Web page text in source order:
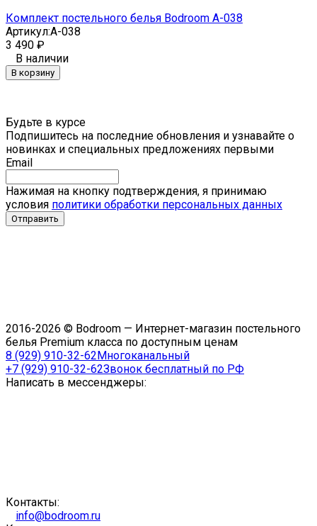
Комплект постельного белья Bodroom A-038
Артикул:A-038
3 490 ₽
В наличии
В корзину
Будьте в курсе
Подпишитесь на последние обновления и узнавайте о
новинках и специальных предложениях первыми
Email
Нажимая на кнопку подтверждения, я принимаю
условия политики обработки персональных данных
2016-2026 © Bodroom — Интернет-магазин постельного
белья Premium класса по доступным ценам
8 (929) 910-32-62 Многоканальный
+7 (929) 910-32-62Звонок бесплатный по РФ
Написать в мессенджеры:
Контакты:
info@bodroom.ru